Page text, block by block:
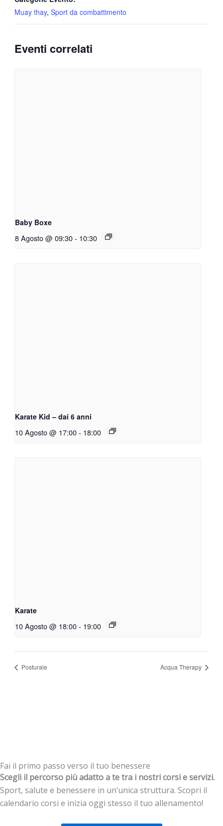
Muay thay, Sport da combattimento
Eventi correlati
Baby Boxe
8 Agosto @ 09:30 - 10:30
Karate Kid – dai 6 anni
10 Agosto @ 17:00 - 18:00
Karate
10 Agosto @ 18:00 - 19:00
Posturale Acqua Therapy
Fai il primo passo verso il tuo benessere
Scegli il percorso più adatto a te tra i nostri corsi e servizi.
Sport, salute e benessere in un’unica struttura. Scopri il
calendario corsi e inizia oggi stesso il tuo allenamento!